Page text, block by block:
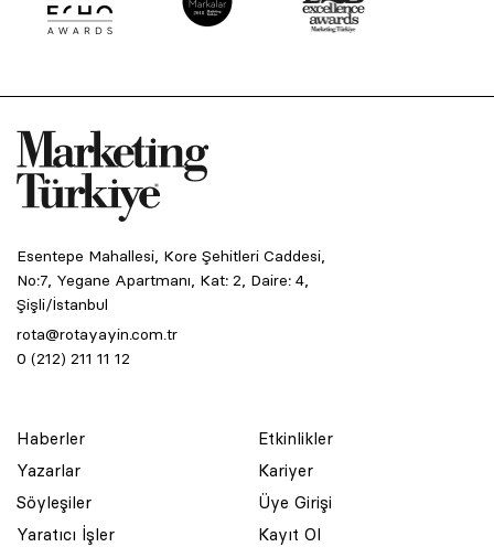
Esentepe Mahallesi, Kore Şehitleri Caddesi,
No:7, Yegane Apartmanı, Kat: 2, Daire: 4,
Şişli/İstanbul
rota@rotayayin.com.tr
0 (212) 211 11 12
Haberler
Yazarlar
Söyleşiler
Yaratıcı İşler
Etkinlikler
Kariyer
Üye Girişi
Kayıt Ol